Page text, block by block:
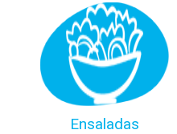
Ensaladas